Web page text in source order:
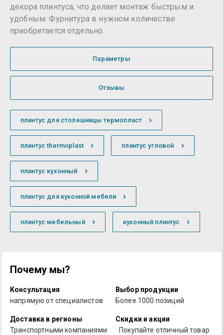
декора плинтуса, что делает монтаж быстрым и
удобным. Фурнитура в нужном количестве
приобретается отдельно.
Параметры
Отзывы
плинтус для столешницы термопласт
плинтус thermoplast плинтус угловой
плинтус кухонный
плинтус для кухонной мебели
плинтус мебельный кухонный плинтус
Почему мы?
Консультация
напрямую от специалистов
Выбор продукции
Более 1000 позиций
Доставка в регионы
Транспортными компаниями
Скидки и акции
Покупайте отличный товар